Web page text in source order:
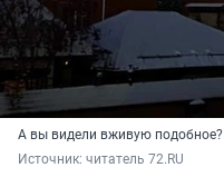
А вы видели вживую подобное?
Источник: читатель 72.RU